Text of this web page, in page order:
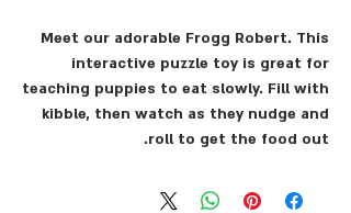
Meet our adorable Frogg Robert. This
interactive puzzle toy is great for
teaching puppies to eat slowly. Fill with
kibble, then watch as they nudge and
roll to get the food out.